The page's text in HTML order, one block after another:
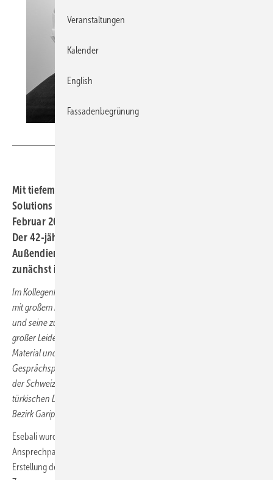
Mit tiefem Bedauern informiert das Team der VM Building
Solutions Deutschland GmbH, dass Baris Esebali Anfang
Februar 2025 plötzlich und unerwartet verstorben ist.
Der 42-jährige Esebali arbeitete seit 2012 als
Außendienstmitarbeiter bei VM Building Solutions –
zunächst international später in Süddeutschland
Im Kollegenkreis wurde er sehr geschätzt und war ein echter Freund
mit großem Herzen. Esebali war bekannt für sein strahlendes Lächeln
und seine zuvorkommende Höflichkeit. Über VM-Zinc sprach er mit
großer Leidenschaft und Überzeugung. Seine Begeisterung für das
Material und dazugehörende Systeme konnte zahlreiche
Gesprächspartner beeindrucken. Titanzink-Spezialist Esebali lebte in
der Schweiz, wo er unlängst auch geheiratet hatte. Der aus dem
türkischen Denizli stammende Handwerker wurde in der Türkei im
Bezirk Garipköy in Tavas beigesetzt.
Esebali wurde auch im BAUMETALL-Team als kompetenter
Ansprechpartner geschätzt. Als Co-Autor war er 2016 bei der
Erstellung des Fachbeitrags
Veranstaltungen
Kalender
English
Fassadenbegrünung